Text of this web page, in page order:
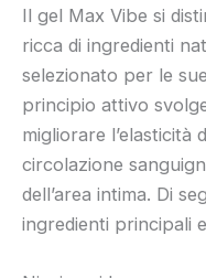
Il gel Max Vibe si
ricca di ingredienti
selezionato per le
principio attivo
migliorare l’elasticità
circolazione
dell’area intima. Di
ingredienti principali